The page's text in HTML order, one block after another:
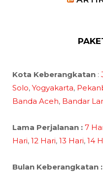
Kota Keberangkatan :
Solo, Yogyakarta,
Banda Aceh, Bandar
Lama Perjalanan : 7
Hari, 12 Hari, 13 Hari, 14
Bulan Keberangkatan :